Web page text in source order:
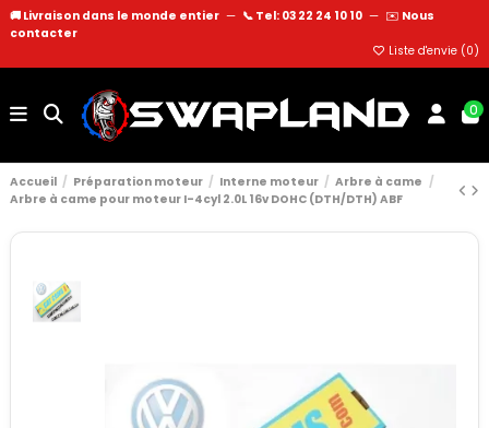
🚚 Livraison dans le monde entier — 📞 Tel: 03 22 24 10 10 — ✉️ Nous
contacter
Liste d'envie (0)
0
Accueil Préparation moteur Interne moteur
Arbre à came
Arbre à came pour moteur I-4cyl 2.0L 16v DOHC (DTH/DTH) ABF